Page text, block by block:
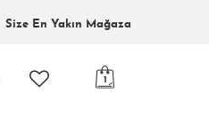
Size En Yakın Mağaza
1